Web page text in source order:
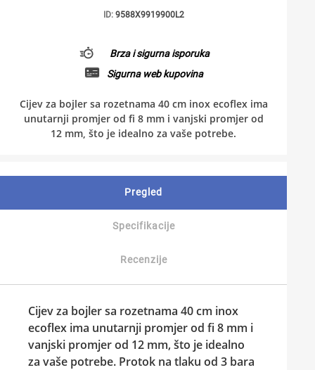
ID: 9588X9919900L2
Brza i sigurna isporuka
Sigurna web kupovina
Cijev za bojler sa rozetnama 40 cm inox ecoflex ima
unutarnji promjer od fi 8 mm i vanjski promjer od
12 mm, što je idealno za vaše potrebe.
Pregled
Specifikacije
Recenzije
Cijev za bojler sa rozetnama 40 cm inox
ecoflex ima unutarnji promjer od fi 8 mm i
vanjski promjer od 12 mm, što je idealno
za vaše potrebe. Protok na tlaku od 3 bara